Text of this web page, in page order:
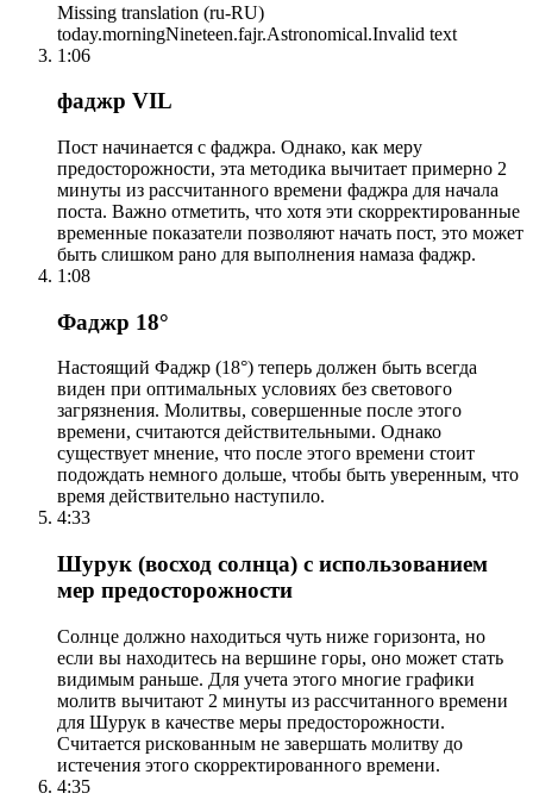
Missing translation (ru-RU)
today.morningNineteen.fajr.Astronomical.Invalid text
1:06
фаджр VIL
Пост начинается с фаджра. Однако, как меру
предосторожности, эта методика вычитает примерно 2
минуты из рассчитанного времени фаджра для начала
поста. Важно отметить, что хотя эти скорректированные
временные показатели позволяют начать пост, это может
быть слишком рано для выполнения намаза фаджр.
1:08
Фаджр 18°
Настоящий Фаджр (18°) теперь должен быть всегда
виден при оптимальных условиях без светового
загрязнения. Молитвы, совершенные после этого
времени, считаются действительными. Однако
существует мнение, что после этого времени стоит
подождать немного дольше, чтобы быть уверенным, что
время действительно наступило.
4:33
Шурук (восход солнца) с использованием
мер предосторожности
Солнце должно находиться чуть ниже горизонта, но
если вы находитесь на вершине горы, оно может стать
видимым раньше. Для учета этого многие графики
молитв вычитают 2 минуты из рассчитанного времени
для Шурук в качестве меры предосторожности.
Считается рискованным не завершать молитву до
истечения этого скорректированного времени.
4:35